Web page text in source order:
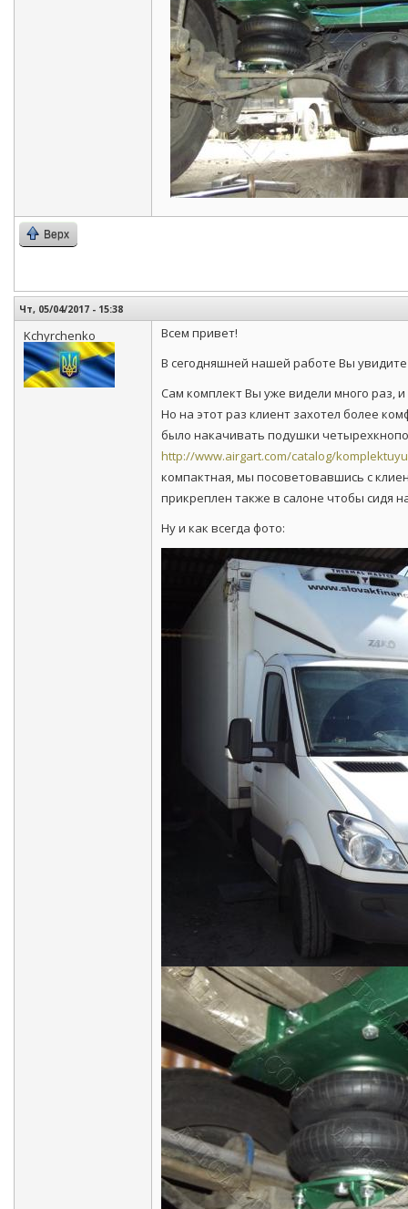
Верх
Чт, 05/04/2017 - 15:38
Kchyrchenko
Всем привет!
В сегодняшней нашей работе Вы
Сам комплект Вы уже видели много раз,
Но на этот раз клиент захотел более
было накачивать подушки
http://www.airgart.com/catalog/
компактная, мы посоветовавшись с
прикреплен также в салоне чтобы сидя
Ну и как всегда фото: